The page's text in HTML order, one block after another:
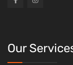
Our